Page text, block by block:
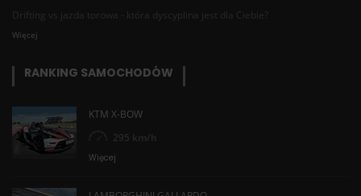
Drifting vs jazda torowa - która dyscyplina jest dla Ciebie?
Więcej
RANKING SAMOCHODÓW
KTM X-BOW
295 km/h
Więcej